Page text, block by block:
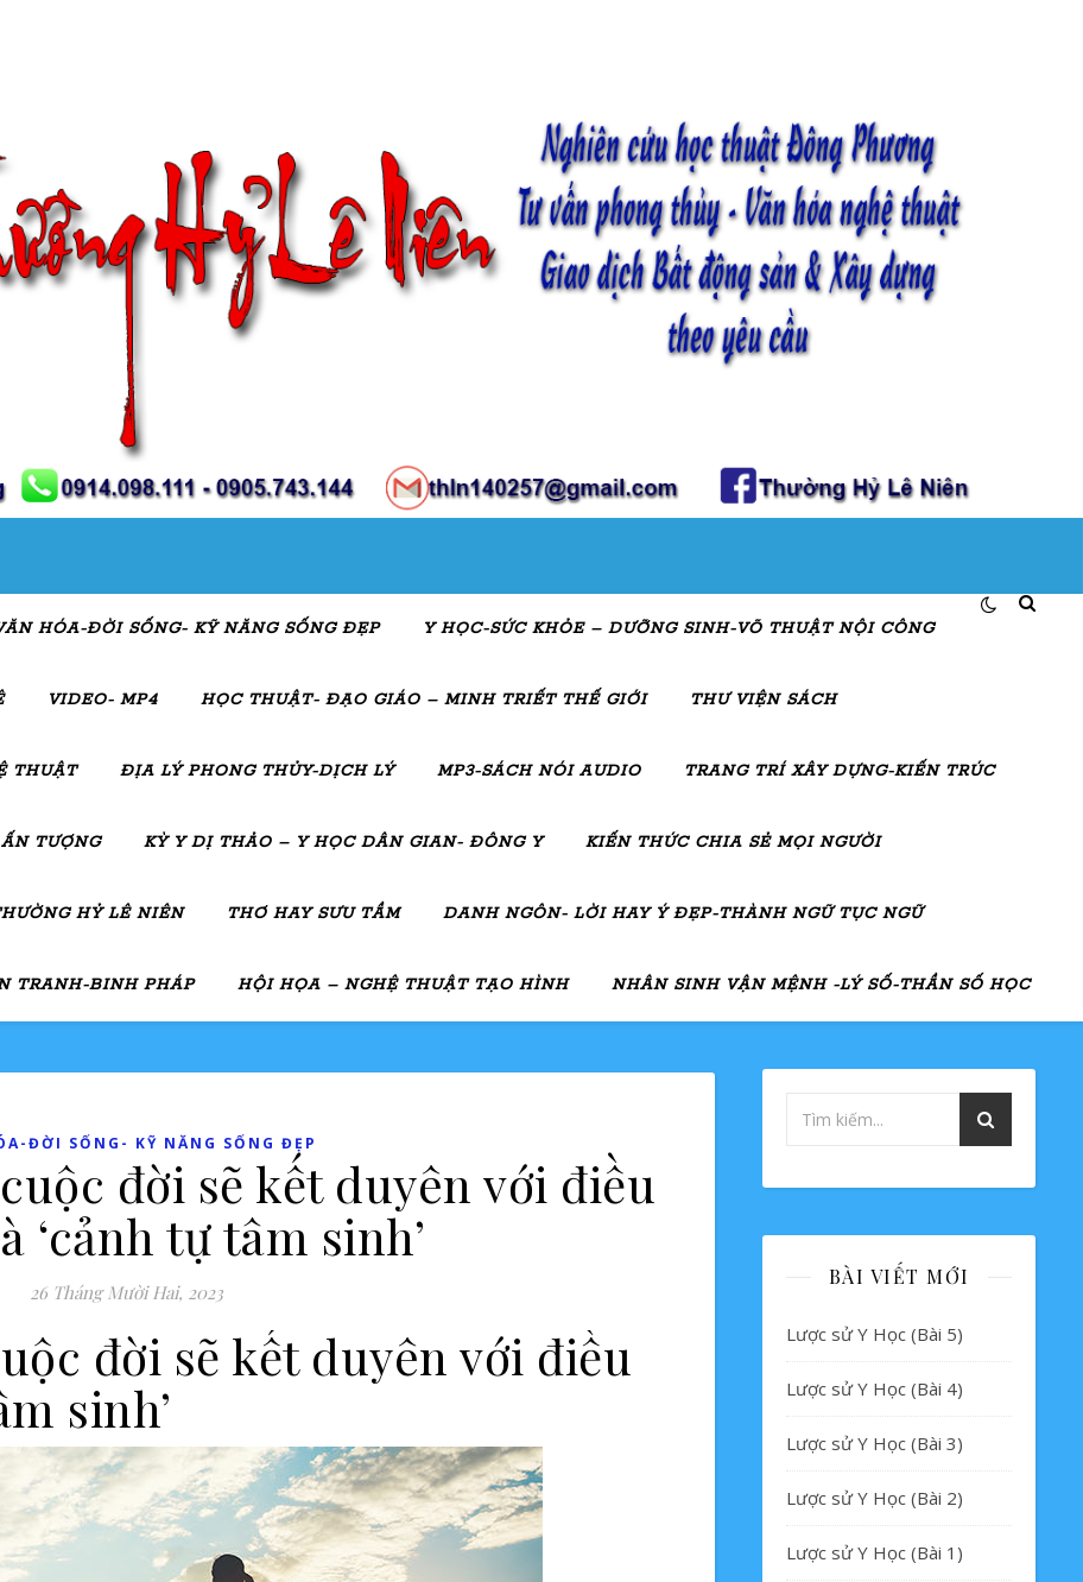
HÓA-ĐỜI SỐNG- KỸ NĂNG SỐNG ĐẸP Y HỌC-SỨC KHỎE – DƯỠNG SINH-VÕ THUẬT NỘI CÔNG
VIDEO- MP4 HỌC THUẬT- ĐẠO GIÁO – MINH TRIẾT THẾ GIỚI THƯ VIỆN SÁCH
THUẬT ĐỊA LÝ PHONG THỦY-DỊCH LÝ MP3-SÁCH NÓI AUDIO TRANG TRÍ XÂY DỰNG-KIẾN TRÚC
TƯỢNG KỲ Y DỊ THẢO – Y HỌC DÂN GIAN- ĐÔNG Y KIẾN THỨC CHIA SẺ MỌI NGƯỜI
HỶ LÊ NIÊN THƠ HAY SƯU TẦM DANH NGÔN- LỜI HAY Ý ĐẸP-THÀNH NGỮ TỤC NGỮ
TRANH-BINH PHÁP HỘI HỌA – NGHỆ THUẬT TẠO HÌNH NHÂN SINH VẬN MỆNH -LÝ SỐ-THẦN SỐ HỌC
ĐỜI SỐNG- KỸ NĂNG SỐNG ĐẸP
đời sẽ kết duyên với điều
‘cảnh tự tâm sinh’
26 Tháng Mười Hai, 2023
đời sẽ kết duyên với điều
sinh’
BÀI VIẾT MỚI
Lược sử Y Học (Bài 5)
Lược sử Y Học (Bài 4)
Lược sử Y Học (Bài 3)
Lược sử Y Học (Bài 2)
Lược sử Y Học (Bài 1)